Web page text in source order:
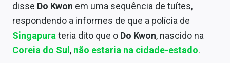
Expediente
Contato
disse Do Kwon em uma sequência de tuítes,
respondendo a informes de que a polícia de
Singapurateria dito que o Do Kwon, nascido na
Coreia do Sul , não estaria na cidade-estado.